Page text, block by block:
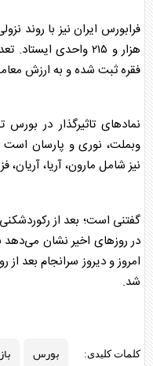
فرابورس
هزار و ۲۱۵ واحدی ایستاد. تعداد معاملات فرا
فقره ثبت شده و به ارزش معاملات ۳۷۰۵۷۷۷
نماد‌های تاثیرگذار در بورس
وبملت، نوری و پارسان است
نیز شامل مارون، آریا،
گفتنی است؛ بعد از
در روز‌های اخیر نشان
امروز و دیروز سرانجام بعد از
شد.
کلمات کلیدی: بورس